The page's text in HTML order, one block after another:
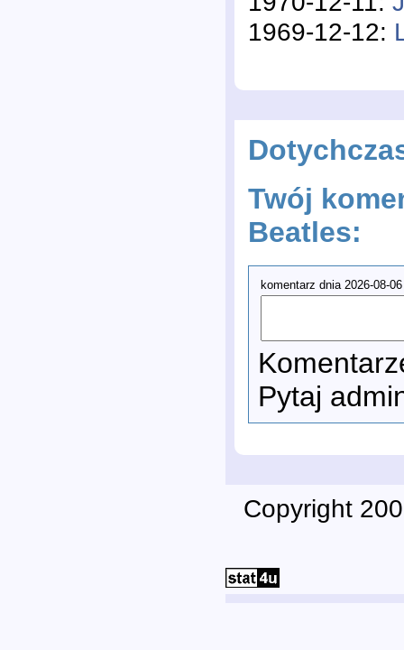
1969-12-12:
Twój
Beatles:
komentarz dnia 2026-08-
Pytaj
Copyright